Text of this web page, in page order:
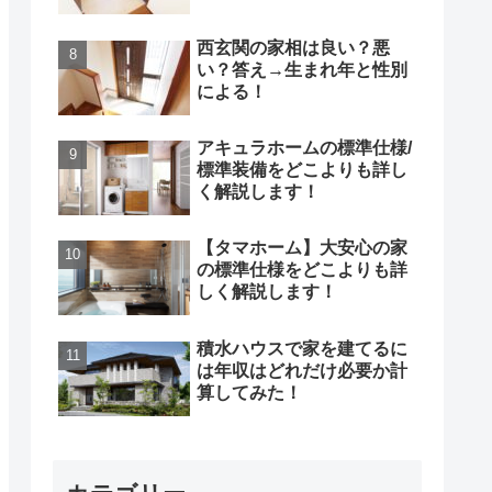
西玄関の家相は良い？悪
い？答え→生まれ年と性別
による！
アキュラホームの標準仕様/
標準装備をどこよりも詳し
く解説します！
【タマホーム】大安心の家
の標準仕様をどこよりも詳
しく解説します！
積水ハウスで家を建てるに
は年収はどれだけ必要か計
算してみた！